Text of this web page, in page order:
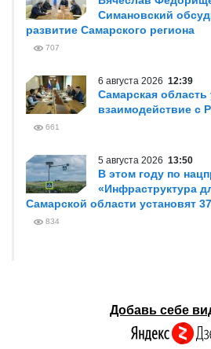
Симановский
развитие Самарского региона
707
6 августа 2026 12:39
Самарская область
взаимодействие с
661
5 августа 2026 13:50
В этом году по
«Инфраструктура
Самарской области установят
834
Добавь себе